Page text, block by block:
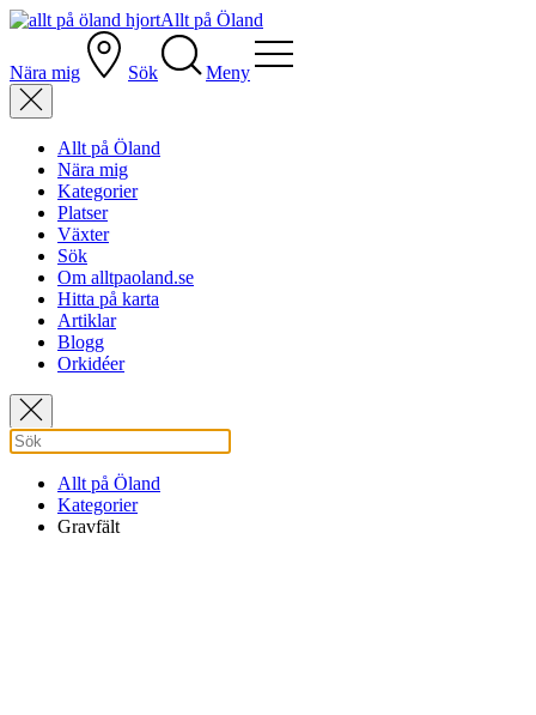
Allt på Öland
Nära mig Sök Meny
Allt på Öland
Nära mig
Kategorier
Platser
Växter
Sök
Om alltpaoland.se
Hitta på karta
Artiklar
Blogg
Orkidéer
Allt på Öland
Kategorier
Gravfält